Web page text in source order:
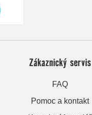
Zákaznický servis
FAQ
Pomoc a kontakt